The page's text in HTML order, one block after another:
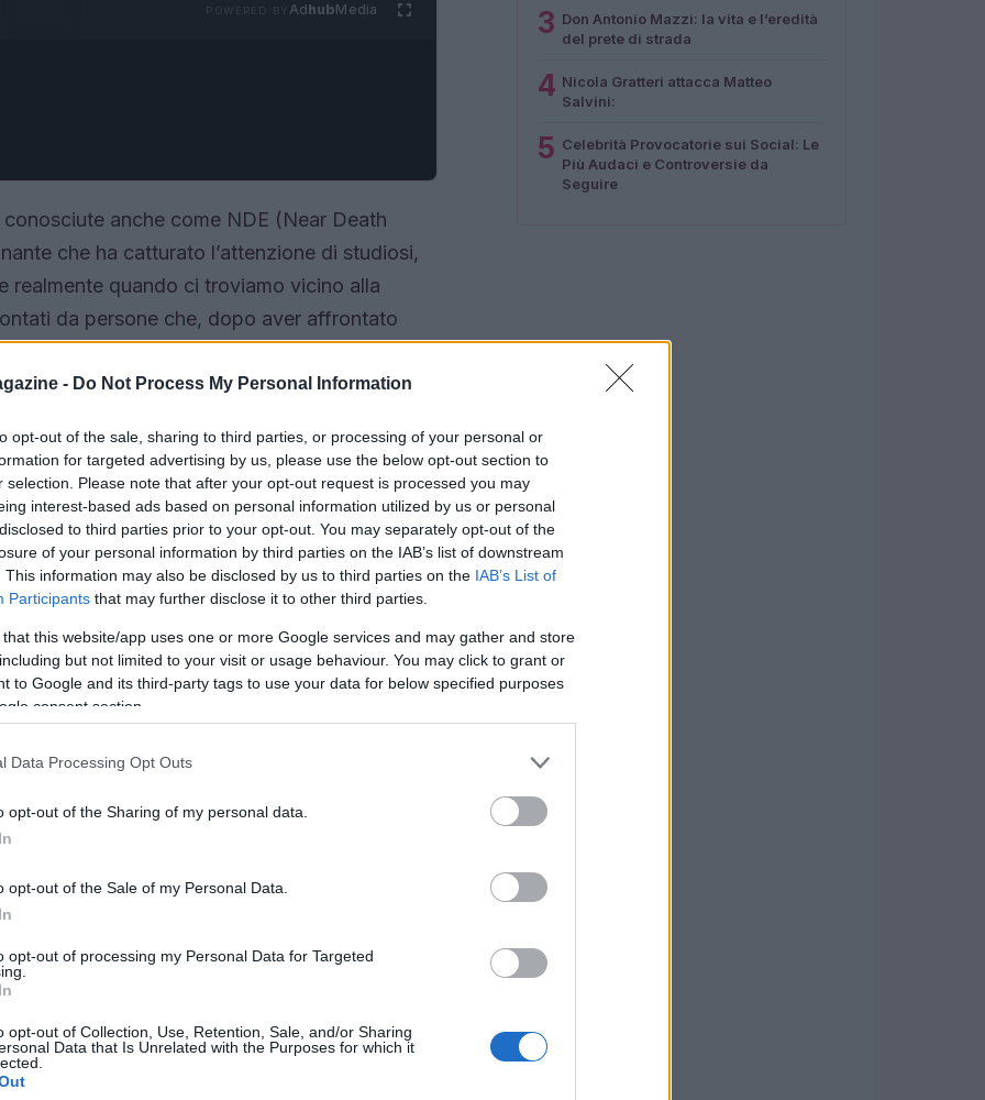
- Do Not Process My Personal Information
opt-out of the sale, sharing to third parties, or processing of your personal or
for targeted advertising by us, please use the below opt-out section to
selection. Please note that after your opt-out request is processed you may
interest-based ads based on personal information utilized by us or personal
to third parties prior to your opt-out. You may separately opt-out of the
of your personal information by third parties on the IAB’s list of downstream
This information may also be disclosed by us to third parties on the IAB’s List of
Participants that may further disclose it to other third parties.
that this website/app uses one or more Google services and may gather and store
but not limited to your visit or usage behaviour. You may click to grant or
to Google and its third-party tags to use your data for below specified purposes
consent section.
Data Processing Opt Outs
opt-out of the Sharing of my personal data.
opt-out of the Sale of my Personal Data.
opt-out of processing my Personal Data for Targeted
opt-out of Collection, Use, Retention, Sale, and/or Sharing
Data that Is Unrelated with the Purposes for which it
AdhubMedia
conosciute anche come NDE (Near Death
che ha catturato l’attenzione di studiosi,
quando ci troviamo vicino alla
da persone che, dopo aver affrontato
gravi traumi, descrivono esperienze che
Non è curioso come queste storie possano
e scienza delle NDE
morte risale a secoli fa, ma solo negli ultimi
a prestare attenzione a questi racconti. Il
ma la prima esperienza moderna
Philippe Charlier nel 1740. Da allora,
il fenomeno sotto diversi punti di vista:
3 Don Antonio Mazzi: la vita e l’eredità
del prete di strada
4 Nicola Gratteri attacca Matteo
Salvini:
5 Celebrità Provocatorie sui Social: Le
Più Audaci e Controversie da
Seguire